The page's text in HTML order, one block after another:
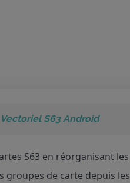
S63 Android
S63 en réorganisant
de carte depuis